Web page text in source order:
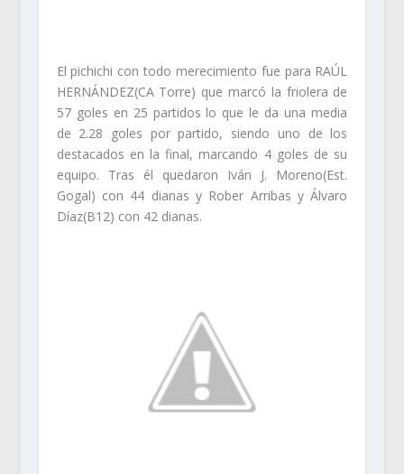
El pichichi con todo merecimiento fue para RAÚL
HERNÁNDEZ(CA Torre) que marcó la friolera de
57 goles en 25 partidos lo que le da una media
de 2.28 goles por partido, siendo uno de los
destacados en la final, marcando 4 goles de su
equipo. Tras él quedaron Iván J. Moreno(Est.
Gogal) con 44 dianas y Rober Arribas y Álvaro
Díaz(B12) con 42 dianas.